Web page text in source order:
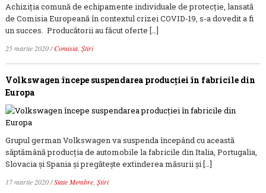
Achiziția comună de echipamente individuale de protecție, lansată
de Comisia Europeană în contextul crizei COVID-19, s-a dovedit a fi
un succes. Producătorii au făcut oferte […]
25 martie 2020/Comisia, Știri
Volkswagen începe suspendarea producției în fabricile din
Europa
Grupul german Volkswagen va suspenda începând cu această
săptămână producția de automobile la fabricile din Italia, Portugalia,
Slovacia și Spania și pregătește extinderea măsurii și […]
17 martie 2020/State Membre, Știri